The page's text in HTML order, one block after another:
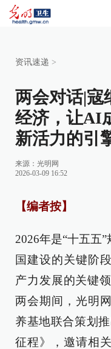
资讯速递 >
两会对话|寇
经济，让AI
新活力的引
来源：光明网
2026-03-09 16:52
【编者按】
2026年是“十五五
国建设的关键阶
产力发展的关键
两会期间，光明
养基地联合策划
征程》，邀请相